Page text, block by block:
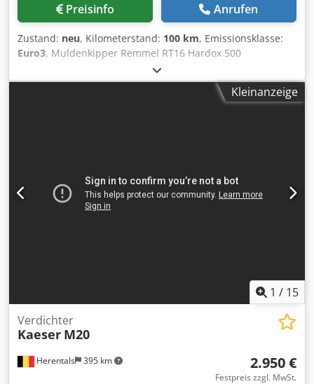
Preisinfo Anrufen
Zustand: neu, Kilometerstand: 100 km, Emissionsklasse:
Euro3, Muldenkipper Remmel RT16 Hardox 500
Abmessungen der Mulde: • Länge / innen: 4.650 mm •
Breite / innen: 2.250 mm • Höhe / innen: 1.520 mm •
Volumen: cca. 16 m3 Material / Stärke • Boden: HARDOX / 6
Kleinanzeige
1 / 15
Herentals 395 km
Verdichter
Kaeser M20
2.950 €
Festpreis zzgl. MwSt.